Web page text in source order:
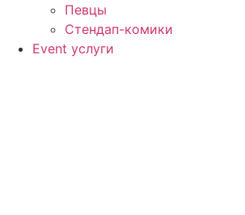
Певцы
Стендап-комики
Event услуги